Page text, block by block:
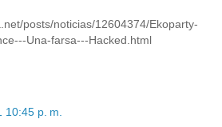
posts/noticias/12604374/Ekoparty-
Una-farsa---Hacked.html
10:45 p. m.